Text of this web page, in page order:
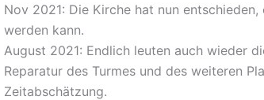
Nov 2021: Die Kirche hat nun
werden kann.
August 2021: Endlich leuten auch wieder
Reparatur des Turmes und des weiteren
Zeitabschätzung.